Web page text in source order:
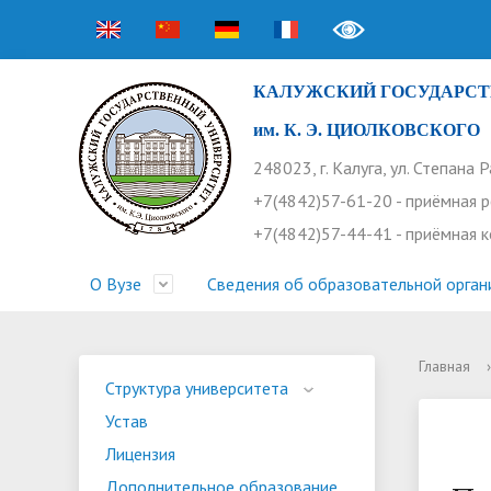
КАЛУЖСКИЙ
им. К. Э. ЦИОЛКОВСКОГО
248023, г. Калуга, ул. Степана
+7(4842)57-61-20 - приёмная
+7(4842)57-44-41 - приёмная
О Вузе
Устав
Профсоюз работников
Бассейн
Сведения об образовательной
Прием 2026. Ординатура
Оплата
Профком студентов
Конференции
Научные труды КГУ
Часто
Структура университета
Устав
Лицензия
Дополнительное образование
Главная ›